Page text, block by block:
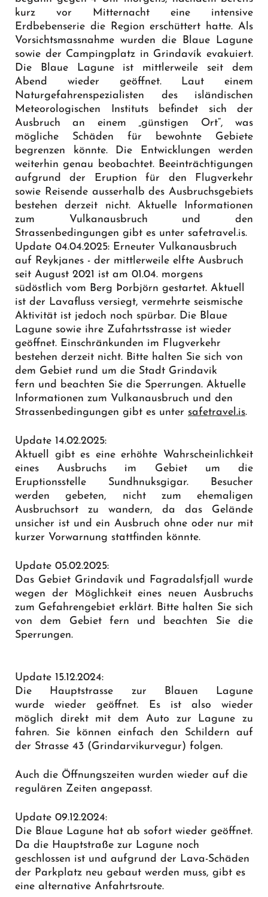
kurz vor Mitternacht eine intensive
Erdbebenserie die Region erschüttert hatte. Als
Vorsichtsmassnahme wurden die Blaue Lagune
sowie der Campingplatz in Grindavík evakuiert.
Die Blaue Lagune ist mittlerweile seit dem
Abend wieder geöffnet. Laut einem
Naturgefahrenspezialisten des isländischen
Meteorologischen Instituts befindet sich der
Ausbruch an einem „günstigen Ort“, was
mögliche Schäden für bewohnte Gebiete
begrenzen könnte. Die Entwicklungen werden
weiterhin genau beobachtet. Beeinträchtigungen
aufgrund der Eruption für den Flugverkehr
sowie Reisende ausserhalb des Ausbruchsgebiets
bestehen derzeit nicht. Aktuelle Informationen
zum Vulkanausbruch und den
Strassenbedingungen gibt es unter safetravel.is.
Update 04.04.2025: Erneuter Vulkanausbruch
auf Reykjanes - der mittlerweile elfte Ausbruch
seit August 2021 ist am 01.04. morgens
südöstlich vom Berg Þorbjörn gestartet. Aktuell
ist der Lavafluss versiegt, vermehrte seismische
Aktivität ist jedoch noch spürbar. Die Blaue
Lagune sowie ihre Zufahrtsstrasse ist wieder
geöffnet. Einschränkunden im Flugverkehr
bestehen derzeit nicht. Bitte halten Sie sich von
dem Gebiet rund um die Stadt Grindavik
fern und beachten Sie die Sperrungen. Aktuelle
Informationen zum Vulkanausbruch und den
Strassenbedingungen gibt es unter safetravel.is.
Update 14.02.2025:
Aktuell gibt es eine erhöhte Wahrscheinlichkeit
eines Ausbruchs im Gebiet um die
Eruptionsstelle Sundhnuksgigar. Besucher
werden gebeten, nicht zum ehemaligen
Ausbruchsort zu wandern, da das Gelände
unsicher ist und ein Ausbruch ohne oder nur mit
kurzer Vorwarnung stattfinden könnte.
Update 05.02.2025:
Das Gebiet Grindavík und Fagradalsfjall wurde
wegen der Möglichkeit eines neuen Ausbruchs
zum Gefahrengebiet erklärt. Bitte halten Sie sich
von dem Gebiet fern und beachten Sie die
Sperrungen.
Update 15.12.2024:
Die Hauptstrasse zur Blauen Lagune
wurde wieder geöffnet. Es ist also wieder
möglich direkt mit dem Auto zur Lagune zu
fahren. Sie können einfach den Schildern auf
der Strasse 43 (Grindarvikurvegur) folgen.
Auch die Öffnungszeiten wurden wieder auf die
regulären Zeiten angepasst.
Update 09.12.2024:
Die Blaue Lagune hat ab sofort wieder geöffnet.
Da die Hauptstraße zur Lagune noch
geschlossen ist und aufgrund der Lava-Schäden
der Parkplatz neu gebaut werden muss, gibt es
eine alternative Anfahrtsroute.